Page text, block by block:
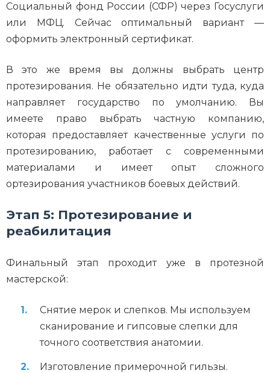
Социальный фонд России (СФР) через Госуслуги
или МФЦ. Сейчас оптимальный вариант —
оформить электронный сертификат.
В это же время вы должны выбрать центр
протезирования. Не обязательно идти туда, куда
направляет государство по умолчанию. Вы
имеете право выбрать частную компанию,
которая предоставляет качественные услуги по
протезированию, работает с современными
материалами и имеет опыт сложного
ортезирования участников боевых действий.
Этап 5: Протезирование и
реабилитация
Финальный этап проходит уже в протезной
мастерской:
Снятие мерок и слепков. Мы используем
сканирование и гипсовые слепки для
точного соответствия анатомии.
Изготовление примерочной гильзы.